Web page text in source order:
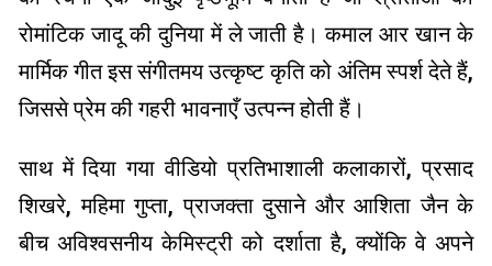
रोमांटिक जादू की दुनिया में ले जाती है। कमाल आर खान के
मार्मिक गीत इस संगीतमय उत्कृष्ट कृति को अंतिम स्पर्श देते हैं,
जिससे प्रेम की गहरी भावनाएँ उत्पन्न होती हैं।
साथ में दिया गया वीडियो प्रतिभाशाली कलाकारों, प्रसाद
शिखरे, महिमा गुप्ता, प्राजक्ता दुसाने और आशिता जैन के
बीच अविश्वसनीय केमिस्ट्री को दर्शाता है, क्योंकि वे अपने